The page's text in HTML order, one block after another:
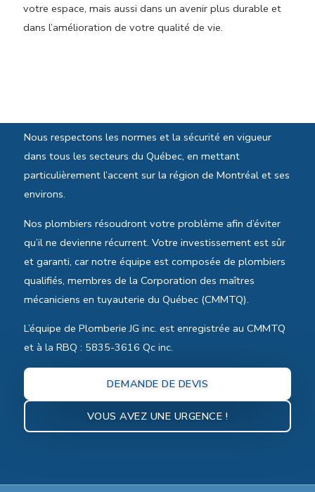
votre espace, mais aussi dans un avenir plus durable et
dans l’amélioration de votre qualité de vie.
Nous respectons les normes et la sécurité en vigueur
dans tous les secteurs du Québec, en mettant
particulièrement l’accent sur la région de Montréal et ses
environs.
Nos plombiers résoudront votre problème afin d’éviter
qu’il ne devienne récurrent. Votre investissement est sûr
et garanti, car notre équipe est composée de plombiers
qualifiés, membres de la Corporation des maîtres
mécaniciens en tuyauterie du Québec (CMMTQ).
L’équipe de Plomberie JG inc. est enregistrée au CMMTQ
et à la RBQ : 5835-3616 Qc inc.
DEMANDE DE DEVIS
VOUS AVEZ UNE URGENCE !